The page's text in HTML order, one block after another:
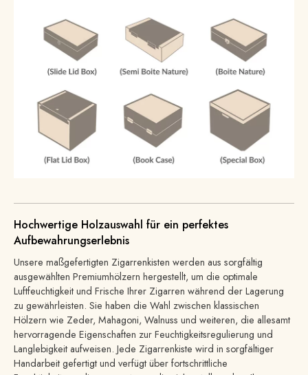
Hochwertige Holzauswahl für ein perfektes
Aufbewahrungserlebnis
Unsere maßgefertigten Zigarrenkisten werden aus sorgfältig
ausgewählten Premiumhölzern hergestellt, um die optimale
Luftfeuchtigkeit und Frische Ihrer Zigarren während der Lagerung
zu gewährleisten. Sie haben die Wahl zwischen klassischen
Hölzern wie Zeder, Mahagoni, Walnuss und weiteren, die allesamt
hervorragende Eigenschaften zur Feuchtigkeitsregulierung und
Langlebigkeit aufweisen. Jede Zigarrenkiste wird in sorgfältiger
Handarbeit gefertigt und verfügt über fortschrittliche